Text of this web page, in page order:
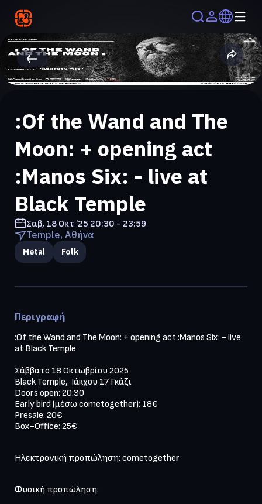
:Of the Wand and The
Moon: + opening act
:Manos Six: - live at
Black Temple
Σαβ, 18 Οκτ '25 20:30 - 23:59
Temple, Αθήνα
Metal Folk
Περιγραφή
:Of the Wand and The Moon: + opening act :Manos Six: - live
at Black Temple
Σάββατο 18 Οκτωβρίου 2025
Black Temple,  Ιάκχου 17 Γκάζι
Doors open: 20:30
Early bird (μέσω cometogether): 18€
Presale: 20€
Box-Office: 25€
Ηλεκτρονική προπώληση: cometogether
Φυσική προπώληση: